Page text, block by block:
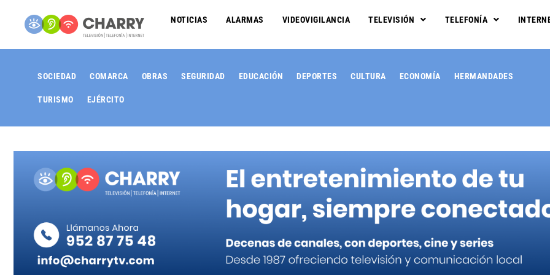
NOTICIAS ALARMAS VIDEOVIGILANCIA TELEVISIÓN TELEFONÍA
SOCIEDAD COMARCA OBRAS SEGURIDAD EDUCACIÓN DEPORTES CULTURA ECONOMÍA HERMANDADES
TURISMO EJÉRCITO